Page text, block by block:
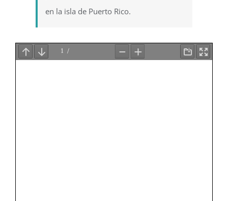
en la isla de Puerto Rico.